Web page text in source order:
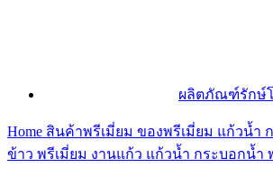
ผลิตภัณฑ์รักษ์
Home สินค้าพรีเมี่ยม ของพรีเมี่ยม แก้วน้ำ
ข้าว พรีเมี่ยม งานแก้ว แก้วน้ำ กระบอกน้ำ